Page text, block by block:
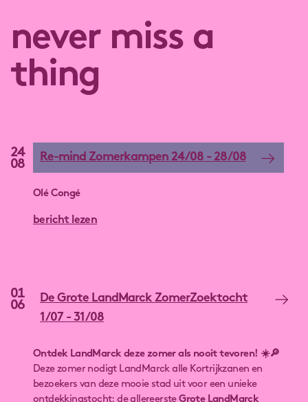
never miss a
thing
24
08
Re-mind Zomerkampen 24/08 - 28/08
Olé Congé
bericht lezen
01
06
De Grote LandMarck ZomerZoektocht
1/07 - 31/08
Ontdek LandMarck deze zomer als nooit tevoren! ☀️🔎
Deze zomer nodigt LandMarck alle Kortrijkzanen en
bezoekers van deze mooie stad uit voor een unieke
ontdekkingstocht: de allereersteGrote LandMarck